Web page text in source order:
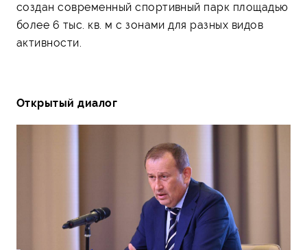
создан современный спортивный парк площадью
более 6 тыс. кв. м с зонами для разных видов
активности.
Открытый диалог